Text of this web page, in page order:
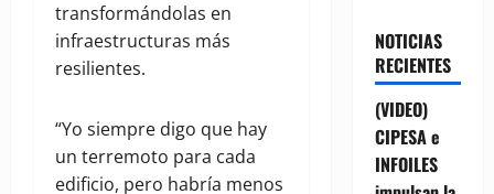
transformándolas en
infraestructuras más
resilientes.
“Yo siempre digo que hay
un terremoto para cada
edificio, pero habría menos
NOTICIAS
RECIENTES
(VIDEO)
CIPESA e
INFOILES